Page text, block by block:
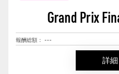
Grand Prix
報酬総額： ---
詳細